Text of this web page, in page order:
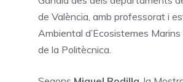
de València, amb professorat i
Ambiental d’Ecosistemes
de la Politècnica.